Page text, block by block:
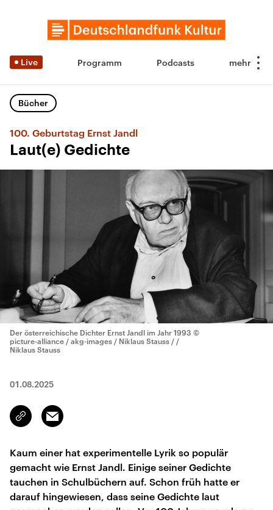
Live Programm Podcasts
Bücher
100. Geburtstag Ernst Jandl
Laut(e) Gedichte
Der österreichische Dichter Ernst Jandl im Jahr 1993 ©
picture-alliance / akg-images / Niklaus Stauss / /
Niklaus Stauss
01.08.2025
Link
kopieren/teilen
Email
Kaum einer hat experimentelle Lyrik so populär
gemacht wie Ernst Jandl. Einige seiner Gedichte
tauchen in Schulbüchern auf. Schon früh hatte er
darauf hingewiesen, dass seine Gedichte laut